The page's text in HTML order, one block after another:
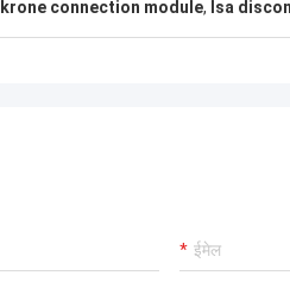
krone connection module, lsa